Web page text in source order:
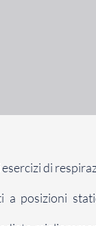
di
posizioni